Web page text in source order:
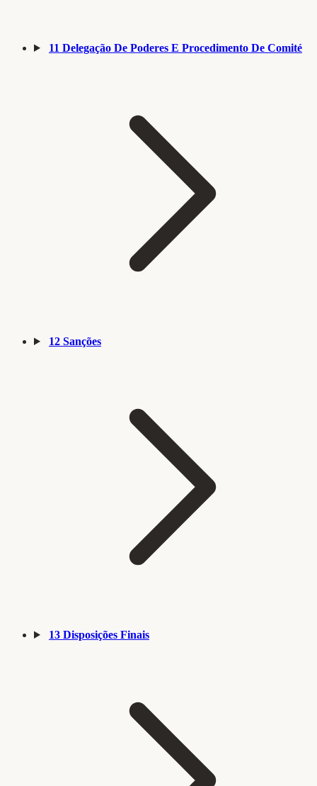
11 Delegação De Poderes E Procedimento De Comité
12 Sanções
13 Disposições Finais